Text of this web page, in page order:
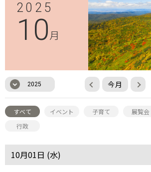
2025
10月
2025 今月
すべて イベント 子育て 展覧会
行政
10月01日 (水)